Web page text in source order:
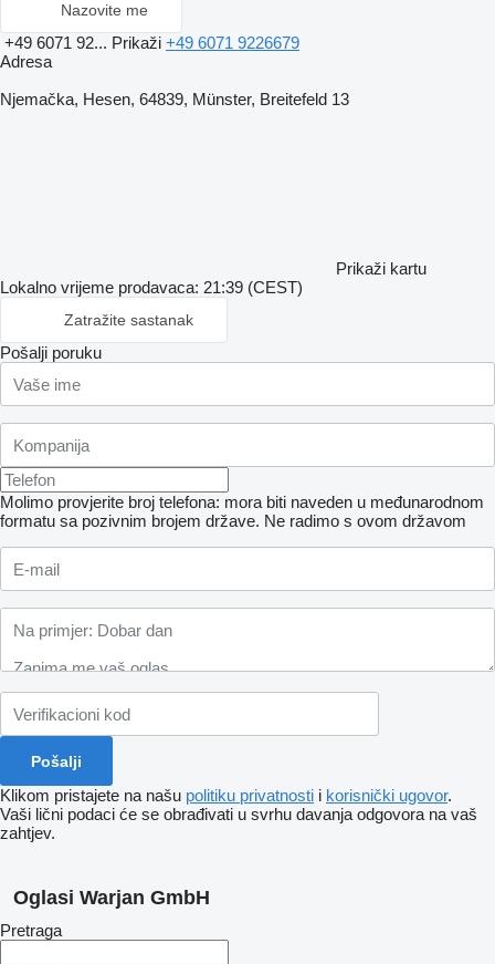
Nazovite me
+49 6071 92... Prikaži +49 6071 9226679
Adresa
Njemačka, Hesen, 64839, Münster, Breitefeld 13
Prikaži kartu
Lokalno vrijeme prodavaca: 21:39 (CEST)
Zatražite sastanak
Pošalji poruku
Molimo provjerite broj telefona: mora biti naveden u međunarodnom
formatu sa pozivnim brojem države. Ne radimo s ovom državom
Klikom pristajete na našu politiku privatnosti i korisnički ugovor.
Vaši lični podaci će se obrađivati ​​u svrhu davanja odgovora na vaš
zahtjev.
Oglasi Warjan GmbH
Pretraga